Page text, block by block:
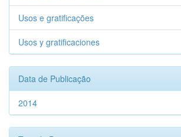
Usos e gratificações
Usos y gratificaciones
Data de Publicação
2014